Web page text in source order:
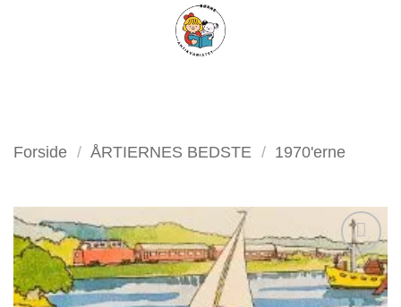
FILTER
Forside / ÅRTIERNES BEDSTE / 1970'erne
Tilføj
som